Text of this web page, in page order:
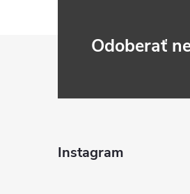
Odoberať
Instagram